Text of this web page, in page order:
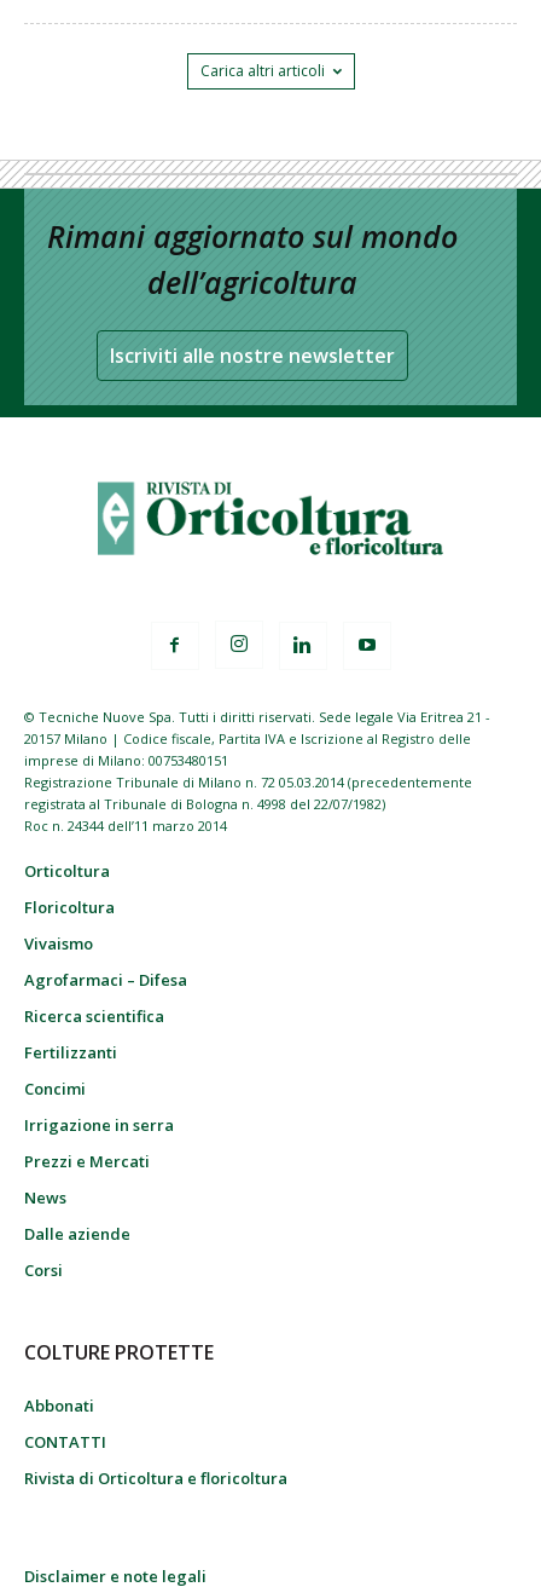
Carica altri articoli
Rimani aggiornato sul mondo
dell’agricoltura
Iscriviti alle nostre newsletter
© Tecniche Nuove Spa. Tutti i diritti riservati. Sede legale Via Eritrea 21 -
20157 Milano | Codice fiscale, Partita IVA e Iscrizione al Registro delle
imprese di Milano: 00753480151
Registrazione Tribunale di Milano n. 72 05.03.2014 (precedentemente
registrata al Tribunale di Bologna n. 4998 del 22/07/1982)
Roc n. 24344 dell’11 marzo 2014
Orticoltura
Floricoltura
Vivaismo
Agrofarmaci – Difesa
Ricerca scientifica
Fertilizzanti
Concimi
Irrigazione in serra
Prezzi e Mercati
News
Dalle aziende
Corsi
COLTURE PROTETTE
Abbonati
CONTATTI
Rivista di Orticoltura e floricoltura
Disclaimer e note legali